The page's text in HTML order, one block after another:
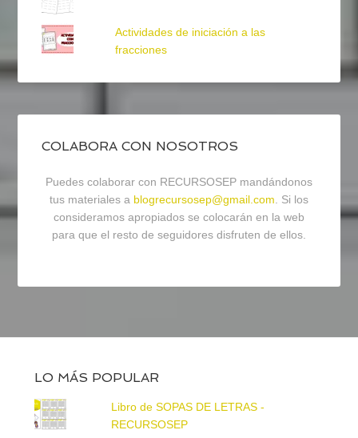
Actividades de iniciación a las
fracciones
COLABORA CON NOSOTROS
Puedes colaborar con RECURSOSEP mandándonos
tus materiales a blogrecursosep@gmail.com. Si los
consideramos apropiados se colocarán en la web
para que el resto de seguidores disfruten de ellos.
LO MÁS POPULAR
Libro de SOPAS DE LETRAS -
RECURSOSEP